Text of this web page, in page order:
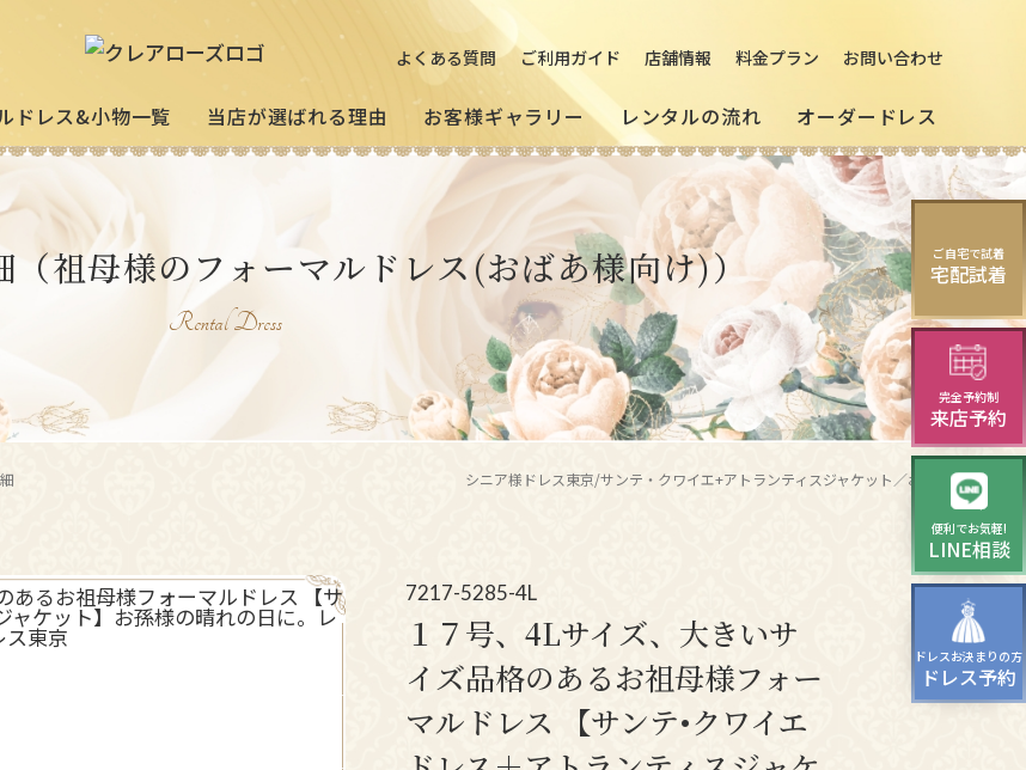
よくある質問 ご利用ガイド 店舗情報 料金プラン お問い合わせ
ドレス&小物一覧
ーマルドレス
～50代の方向け)
祖母様の
フォーマルドレス
(おばあ様向け)
パーティードレス
(20～30代の方向け)
ンセスドレス
130サイズ)
お父様用モーニング
演奏会・発表会・舞台用
華やかロングドレス・
イブニングドレス
当店が選ばれる理由 お客様ギャラリー レンタルの流れ
[宅配]
試着・レンタルの流れ
[来店]
試着・レンタルの流れ
オーダードレス
オーダードレス
セミオーダードレス
(セレクトプラン)
（祖母様のフォーマルドレス(おばあ様向け)）
Rental Dress
7217-5285-4L
１７号、4Lサイズ、大きいサ
イズ品格のあるお祖母様フォー
マルドレス 【サンテ•クワイエ
ご自宅で試着
宅配試着
完全予約制
来店予約
便利でお気軽!
LINE相談
ドレスお決まりの方
ドレス予約